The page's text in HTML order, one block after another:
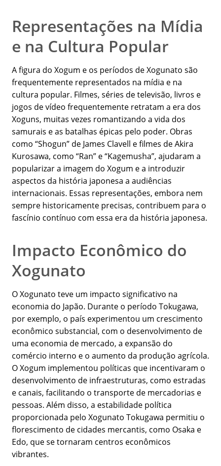
Representações na Mídia
e na Cultura Popular
A figura do Xogum e os períodos de Xogunato são
frequentemente representados na mídia e na
cultura popular. Filmes, séries de televisão, livros e
jogos de vídeo frequentemente retratam a era dos
Xoguns, muitas vezes romantizando a vida dos
samurais e as batalhas épicas pelo poder. Obras
como “Shogun” de James Clavell e filmes de Akira
Kurosawa, como “Ran” e “Kagemusha”, ajudaram a
popularizar a imagem do Xogum e a introduzir
aspectos da história japonesa a audiências
internacionais. Essas representações, embora nem
sempre historicamente precisas, contribuem para o
fascínio contínuo com essa era da história japonesa.
Impacto Econômico do
Xogunato
O Xogunato teve um impacto significativo na
economia do Japão. Durante o período Tokugawa,
por exemplo, o país experimentou um crescimento
econômico substancial, com o desenvolvimento de
uma economia de mercado, a expansão do
comércio interno e o aumento da produção agrícola.
O Xogum implementou políticas que incentivaram o
desenvolvimento de infraestruturas, como estradas
e canais, facilitando o transporte de mercadorias e
pessoas. Além disso, a estabilidade política
proporcionada pelo Xogunato Tokugawa permitiu o
florescimento de cidades mercantis, como Osaka e
Edo, que se tornaram centros econômicos
vibrantes.